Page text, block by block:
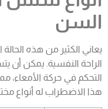
السن
يعاني الكثير من هذه الحالة
الراحة النفسية. يمكن أن
التحكم في حركة الأمعاء،
هذا الاضطراب له أنواع